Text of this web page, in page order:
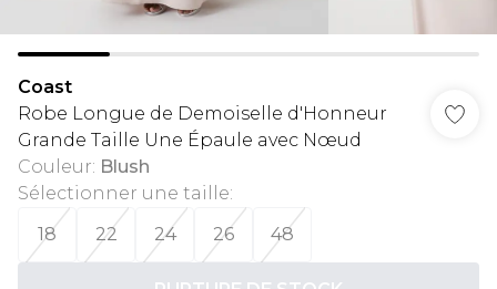
Coast
Robe Longue de Demoiselle d'Honneur
Grande Taille Une Épaule avec Nœud
Couleur: Blush
Sélectionner une taille:
18
22 24 26 48